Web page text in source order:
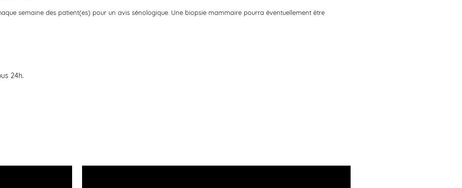
semaine des patient(es) pour un avis sénologique. Une biopsie mammaire pourra éventuellement être
24h.